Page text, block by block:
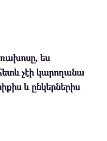
ես
չէի կարողանա
և ընկերներիս